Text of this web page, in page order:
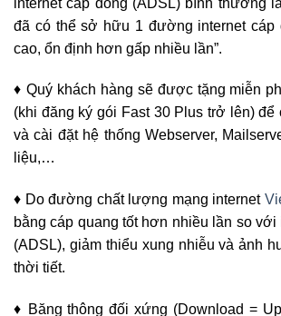
đã có thể sở hữu 1 đường internet cáp
cao, ổn định hơn gấp nhiều lần”.
♦ Quý khách hàng sẽ được tặng miễn
(khi đăng ký gói Fast 30 Plus trở lên) để
và cài đặt hệ thống Webserver,
liệu,…
♦ Do đường chất lượng mạng internet
bằng cáp quang tốt hơn nhiều lần so với
(ADSL), giảm thiểu xung nhiễu và ảnh
thời tiết.
♦ Băng thông đối xứng (Download =